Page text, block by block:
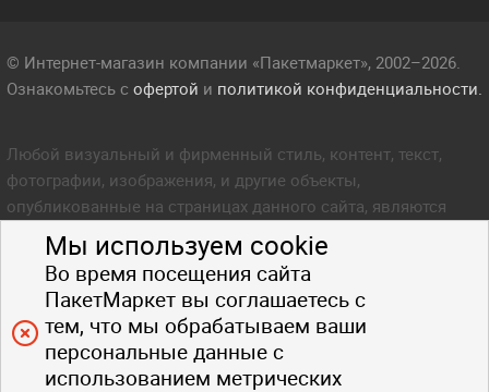
Мы используем cookie
Во время посещения сайта
ПакетМаркет вы соглашаетесь с
тем, что мы обрабатываем ваши
персональные данные с
использованием метрических
© Интернет-магазин компании «Пакетмаркет», 2002–2026.
Ознакомьтесь с офертой и политикой конфиденциальности.
Любой визуальный и фирменный стиль, контент, текст,
фотографии, изображения, и другие объекты,
опубликованные на страницах данного сайта, являются
объектом прав интеллектуальной собственности компании
Пакетмаркет. Любое копирование стиля, контента, текста,
фотографий, изображений и других объектов данного сайта
запрещено.